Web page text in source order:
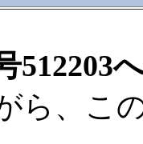
512203
ら、こ